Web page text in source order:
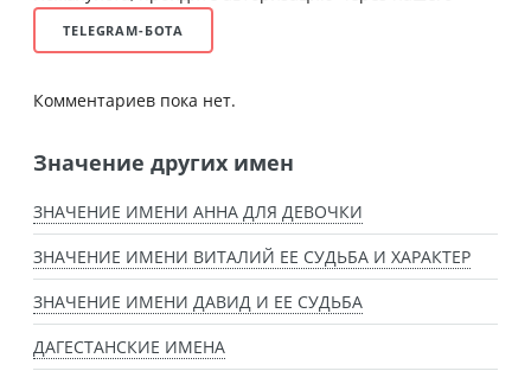
TELEGRAM-БОТА
Комментариев пока нет.
Значение других имен
ЗНАЧЕНИЕ ИМЕНИ АННА ДЛЯ ДЕВОЧКИ
ЗНАЧЕНИЕ ИМЕНИ ВИТАЛИЙ ЕЕ СУДЬБА И ХАРАКТЕР
ЗНАЧЕНИЕ ИМЕНИ ДАВИД И ЕЕ СУДЬБА
ДАГЕСТАНСКИЕ ИМЕНА